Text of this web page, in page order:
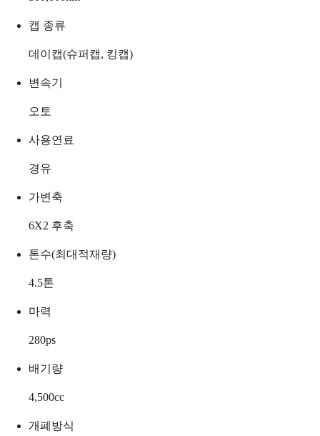
캡 종류
데이캡(슈퍼캡, 킹캡)
변속기
오토
사용연료
경유
가변축
6X2 후축
톤수(최대적재량)
4.5톤
마력
280ps
배기량
4,500cc
개폐방식